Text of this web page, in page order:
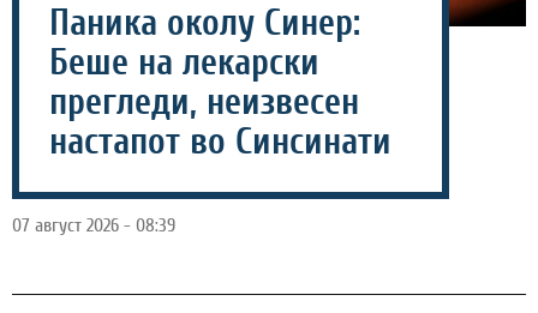
Паника околу Синер:
Беше на лекарски
прегледи, неизвесен
настапот во Синсинати
07 август 2026 - 08:39